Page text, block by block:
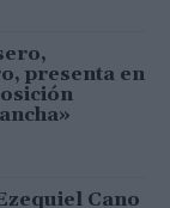
presenta en
Cano